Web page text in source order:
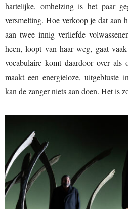
hartelijke, omhelzing is het paar
versmelting. Hoe verkoop je dat aan
aan twee innig verliefde
heen, loopt van haar weg, gaat
vocabulaire komt daardoor over
maakt een energieloze, uitgebluste
kan de zanger niets aan doen. Het is